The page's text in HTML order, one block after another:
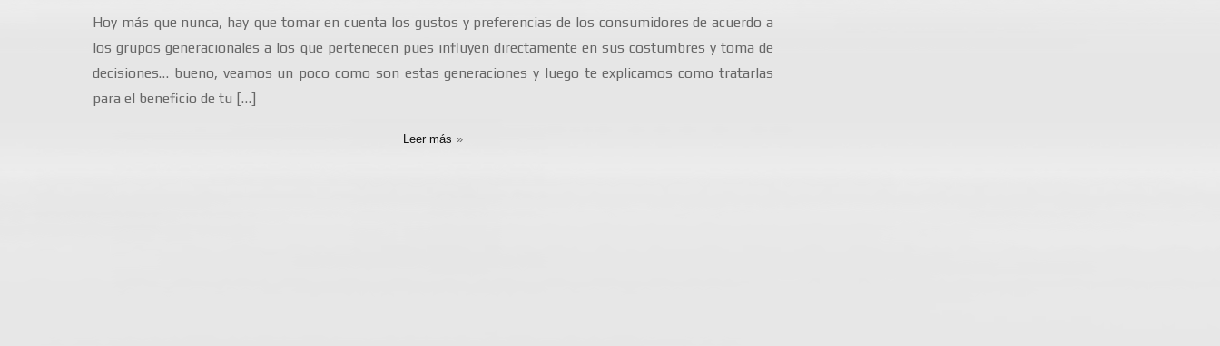
Hoy más que nunca, hay que tomar en cuenta los gustos y preferencias de los consumidores de acuerdo a
los grupos generacionales a los que pertenecen pues influyen directamente en sus costumbres y toma de
decisiones… bueno, veamos un poco como son estas generaciones y luego te explicamos como tratarlas
para el beneficio de tu […]
Leer más